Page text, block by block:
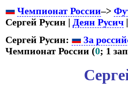
Чемпионат России–>
Сергей Русин | Деян Русич
Сергей Русин:
За
Чемпионат России (0; 1